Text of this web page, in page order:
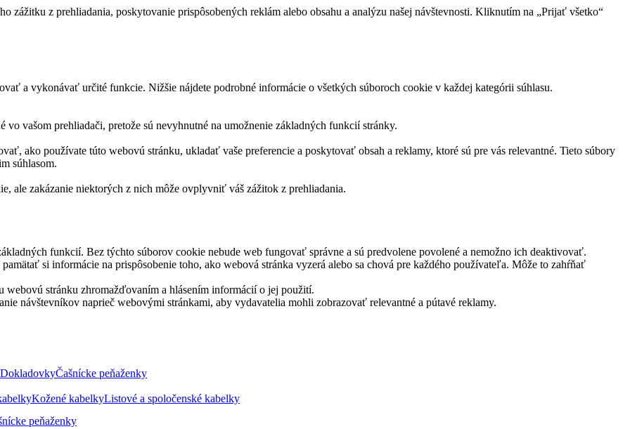
zážitku z prehliadania, poskytovanie prispôsobených reklám alebo obsahu a analýzu našej návštevnosti. Kliknutím na „Prijať všetko“
a vykonávať určité funkcie. Nižšie nájdete podrobné informácie o všetkých súboroch cookie v každej kategórii súhlasu.
vašom prehliadači, pretože sú nevyhnutné na umožnenie základných funkcií stránky.
ako používate túto webovú stránku, ukladať vaše preferencie a poskytovať obsah a reklamy, ktoré sú pre vás relevantné. Tieto súbory
súhlasom.
ale zakázanie niektorých z nich môže ovplyvniť váš zážitok z prehliadania.
funkcií. Bez týchto súborov cookie nebude web fungovať správne a sú predvolene povolené a nemožno ich deaktivovať.
si informácie na prispôsobenie toho, ako webová stránka vyzerá alebo sa chová pre každého používateľa. Môže to zahŕňať
webovú stránku zhromažďovaním a hlásením informácií o jej použití.
návštevníkov naprieč webovými stránkami, aby vydavatelia mohli zobrazovať relevantné a pútavé reklamy.
DokladovkyČašnícke peňaženky
Kožené kabelkyListové a spoločenské kabelky
peňaženky